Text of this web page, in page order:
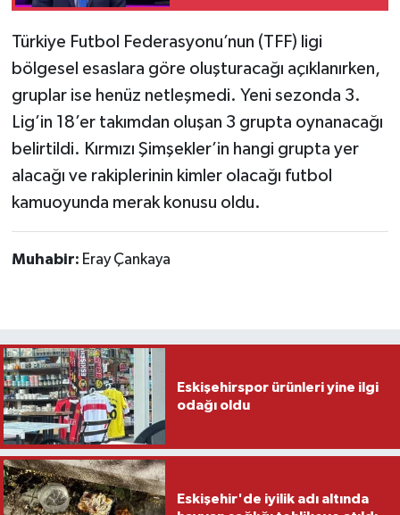
Türkiye Futbol Federasyonu’nun (TFF) ligi
bölgesel esaslara göre oluşturacağı açıklanırken,
gruplar ise henüz netleşmedi. Yeni sezonda 3.
Lig’in 18’er takımdan oluşan 3 grupta oynanacağı
belirtildi. Kırmızı Şimşekler’in hangi grupta yer
alacağı ve rakiplerinin kimler olacağı futbol
kamuoyunda merak konusu oldu.
Muhabir: Eray Çankaya
Eskişehirspor ürünleri yine ilgi
odağı oldu
Eskişehir'de iyilik adı altında